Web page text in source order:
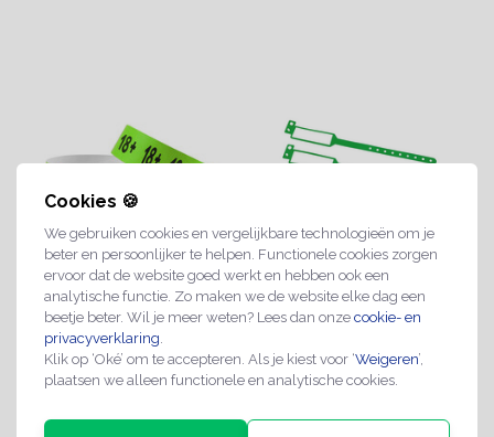
Cookies 🍪
We gebruiken cookies en vergelijkbare technologieën om je
beter en persoonlijker te helpen. Functionele cookies zorgen
ervoor dat de website goed werkt en hebben ook een
analytische functie. Zo maken we de website elke dag een
beetje beter. Wil je meer weten? Lees dan onze cookie- en
privacyverklaring
Klik op ‘Oké’ om te accepteren. Als je kiest voor ‘Weigeren’,
plaatsen we alleen functionele en analytische cookies.
18+ Tyvek polsbandjes -
100 stuks
€4,99
Beschrijfbare bandjes
kunststof - 100 stuks